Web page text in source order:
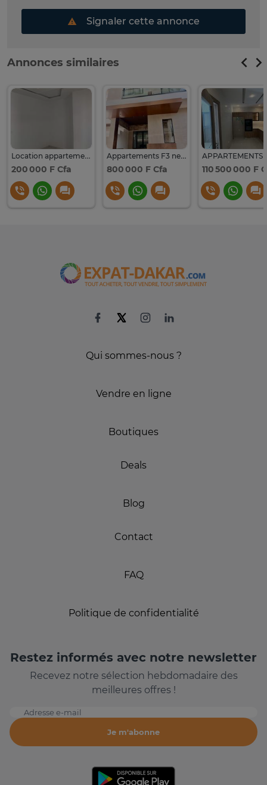
Signaler cette annonce
Annonces similaires
Location appartements neufs F3 Golf Sud
200 000 F Cfa
Appartements F3 neufs à louer à Mermoz
800 000 F Cfa 110 500 000 F
Qui sommes-nous ?
Vendre en ligne
Boutiques
Deals
Blog
Contact
FAQ
Politique de confidentialité
Restez informés avec notre newsletter
Recevez notre sélection hebdomadaire des
meilleures offres !
Adresse e-mail
Je m'abonne